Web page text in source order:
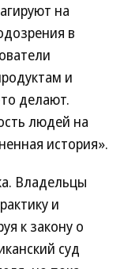
на
в
и
делают.
людей на
история».
Владельцы
и
к закону о
суд